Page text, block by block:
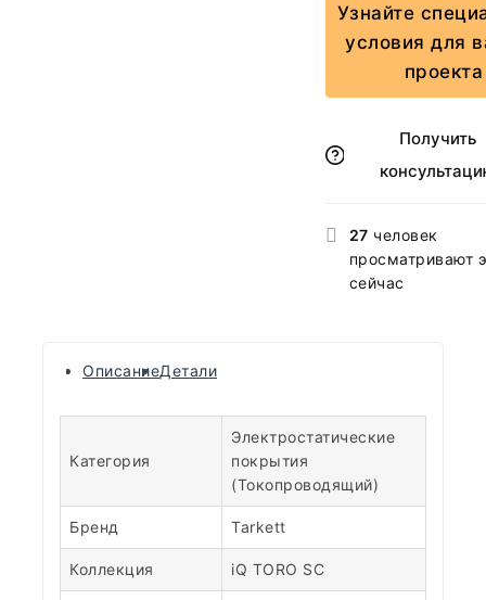
Узнайте
условия для
проекта
Получить
27 человек
просматривают
сейчас
ОписаниеДетали
Категория
Электростатические
покрытия
(Токопроводящий)
Бренд Tarkett
Коллекция iQ TORO SC